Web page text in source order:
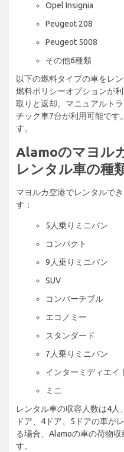
Opel Insignia
Peugeot 208
Peugeot 5008
その他6種類
以下の燃料タイプの車をレ
燃料ポリシーオプションが
取りと返却。マニュアルト
チック車7台が利用可能です
す。
Alamoのマヨル
レンタル車の種
マヨルカ空港でレンタルで
す：
5人乗りミニバン
コンパクト
9人乗りミニバン
SUV
コンバーチブル
エコノミー
スタンダード
7人乗りミニバン
インターミディエイ
ミニ
レンタル車の収容人数は4
ドア、4ドア、5ドアの車が
る場合、Alamoの車の荷物
す。